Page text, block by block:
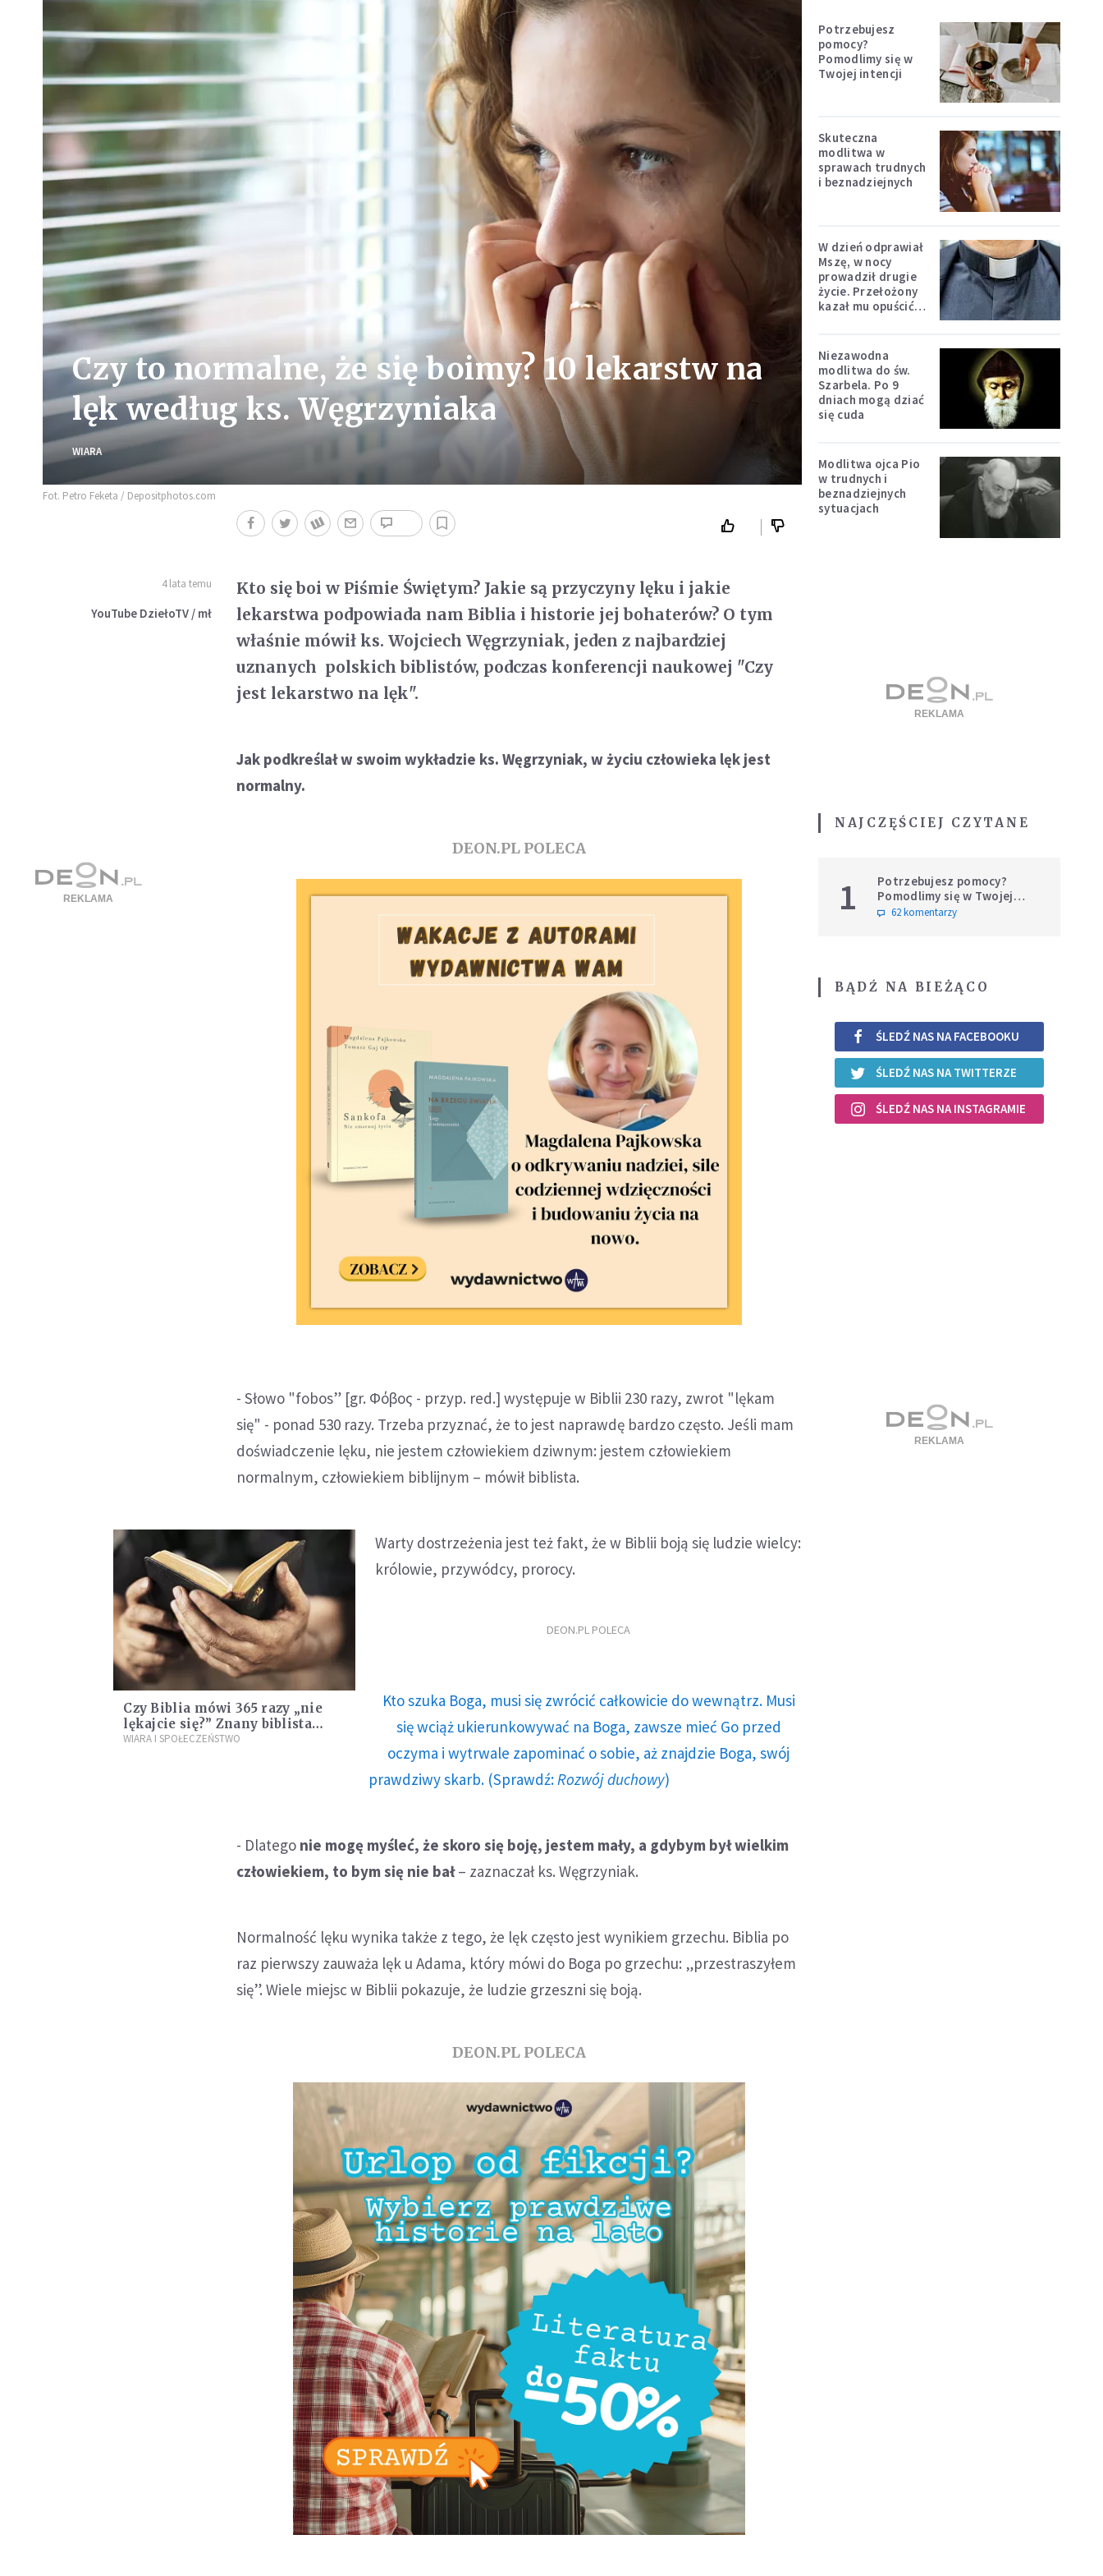
Czy to normalne, że się boimy? 10 lekarstw na
lęk według ks. Węgrzyniaka
WIARA
Fot. Petro Feketa / Depositphotos.com
4 lata temu
YouTube DziełoTV / mł
Kto się boi w Piśmie Świętym? Jakie są przyczyny lęku i jakie
lekarstwa podpowiada nam Biblia i historie jej bohaterów? O tym
właśnie mówił ks. Wojciech Węgrzyniak, jeden z najbardziej
uznanych polskich biblistów, podczas konferencji naukowej "Czy
jest lekarstwo na lęk".
Jak podkreślał w swoim wykładzie ks. Węgrzyniak, w życiu człowieka lęk jest
normalny.
DEON.PL POLECA
- Słowo "fobos” [gr. Φόβος - przyp. red.] występuje w Biblii 230 razy, zwrot "lękam
się" - ponad 530 razy. Trzeba przyznać, że to jest naprawdę bardzo często. Jeśli mam
doświadczenie lęku, nie jestem człowiekiem dziwnym: jestem człowiekiem
normalnym, człowiekiem biblijnym – mówił biblista.
Czy Biblia mówi 365 razy „nie
lękajcie się?” Znany biblista
policzył i oto, co mu wyszło
WIARA I SPOŁECZEŃSTWO
Warty dostrzeżenia jest też fakt, że w Biblii boją się ludzie wielcy:
królowie, przywódcy, prorocy.
DEON.PL POLECA
Kto szuka Boga, musi się zwrócić całkowicie do wewnątrz. Musi
się wciąż ukierunkowywać na Boga, zawsze mieć Go przed
oczyma i wytrwale zapominać o sobie, aż znajdzie Boga, swój
prawdziwy skarb. (Sprawdź: Rozwój duchowy)
- Dlatego nie mogę myśleć, że skoro się boję, jestem mały, a gdybym był wielkim
człowiekiem, to bym się nie bał– zaznaczał ks. Węgrzyniak.
Normalność lęku wynika także z tego, że lęk często jest wynikiem grzechu. Biblia po
raz pierwszy zauważa lęk u Adama, który mówi do Boga po grzechu: „przestraszyłem
się”. Wiele miejsc w Biblii pokazuje, że ludzie grzeszni się boją.
DEON.PL POLECA
Potrzebujesz
pomocy?
Pomodlimy się w
Twojej intencji
Skuteczna
modlitwa w
sprawach trudnych
i beznadziejnych
W dzień odprawiał
Mszę, w nocy
prowadził drugie
życie. Przełożony
kazał mu opuścić
Niezawodna
modlitwa do św.
Szarbela. Po 9
dniach mogą dziać
się cuda
Modlitwa ojca Pio
w trudnych i
beznadziejnych
sytuacjach
NAJCZĘŚCIEJ CZYTANE
1
Potrzebujesz pomocy?
Pomodlimy się w Twojej
intencji
62 komentarzy
BĄDŹ NA BIEŻĄCO
ŚLEDŹ NAS NA FACEBOOKU
ŚLEDŹ NAS NA TWITTERZE
ŚLEDŹ NAS NA INSTAGRAMIE